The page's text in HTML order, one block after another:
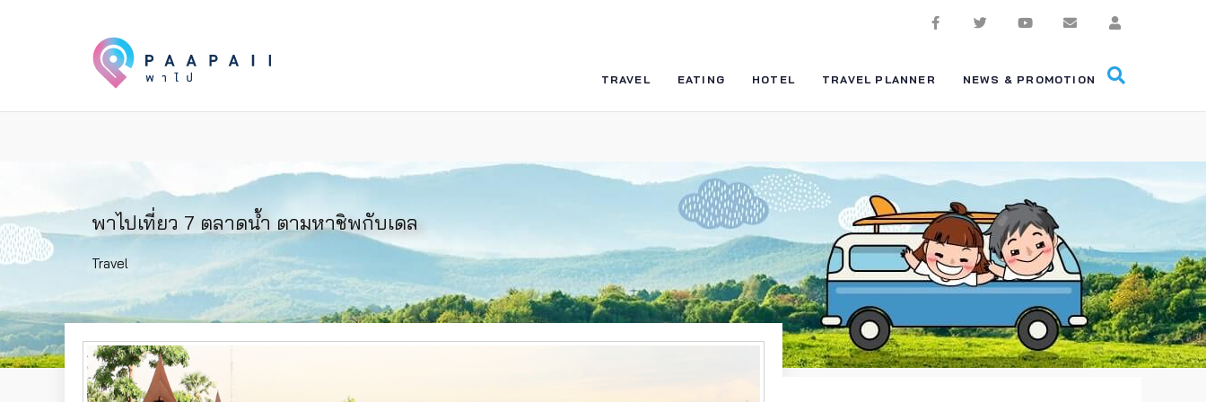
TRAVEL EATING HOTEL TRAVEL PLANNER NEWS & PROMOTION
พาไปเที่ยว 7 ตลาดน้ำ ตามหาชิพกับเดล
Travel